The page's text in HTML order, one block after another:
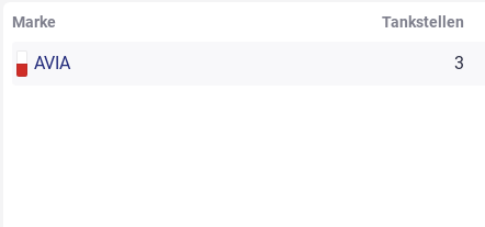
Marke Tankstellen
AVIA 3